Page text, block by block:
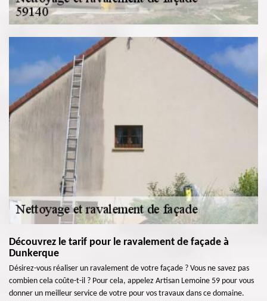
Découvrez le tarif pour le ravalement de façade à
Dunkerque
Désirez-vous réaliser un ravalement de votre façade ? Vous ne savez pas
combien cela coûte-t-il ? Pour cela, appelez Artisan Lemoine 59 pour vous
donner un meilleur service de votre pour vos travaux dans ce domaine.